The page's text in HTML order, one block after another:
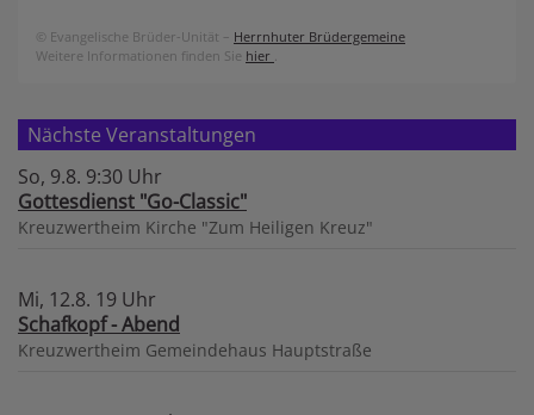
© Evangelische Brüder-Unität – Herrnhuter Brüdergemeine
Weitere Informationen finden Sie hier .
Nächste Veranstaltungen
So, 9.8. 9:30 Uhr
Gottesdienst "Go-Classic"
Kreuzwertheim Kirche "Zum Heiligen Kreuz"
Mi, 12.8. 19 Uhr
Schafkopf - Abend
Kreuzwertheim Gemeindehaus Hauptstraße